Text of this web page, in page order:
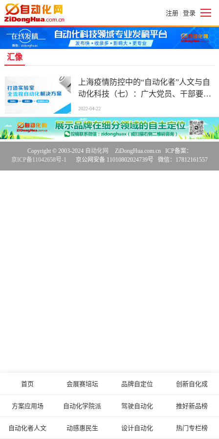
注册 | 登录
汇像
上海疫情防控中的“自动化者”人文与自
动化科技（七）：广大党员、干部要振
奋精神、连续奋战
2022-04-22
首页 会展赛培坛 品牌自定位 创新自化成
方案应用场 自动化学院派 驾驶自动化 推好新品榜
自动化者人文 动感惠民生 设计自动化 热门专栏榜
Copyright © 2003-2024 自动化网
ZiDongHua.com.cn ICP备案：
京ICP备11042658号-1
京公网安备 11010802024739号 微信：17812161557